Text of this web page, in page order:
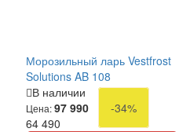
Морозильный ларь Vestfrost
Solutions AB 108
В наличии
Цена:97 990
-34%
64 490